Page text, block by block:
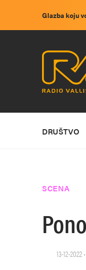
Glazba koju
DRUŠTVO
SCENA
13-12-2022